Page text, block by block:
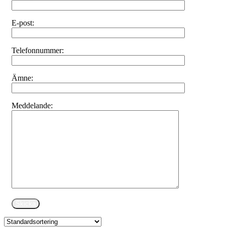
E-post:
Telefonnummer:
Ämne:
Meddelande: